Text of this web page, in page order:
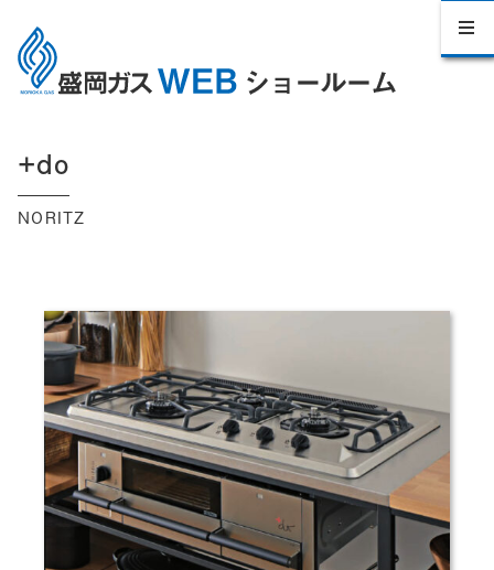
+do
NORITZ